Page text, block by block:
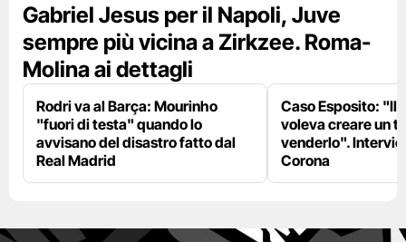
Gabriel Jesus per il Napoli, Juve
sempre più vicina a Zirkzee. Roma-
Molina ai dettagli
Rodri va al Barça: Mourinho
"fuori di testa" quando lo
avvisano del disastro fatto dal
Real Madrid
Caso Esposito: "Il
voleva creare un
venderlo".
Corona